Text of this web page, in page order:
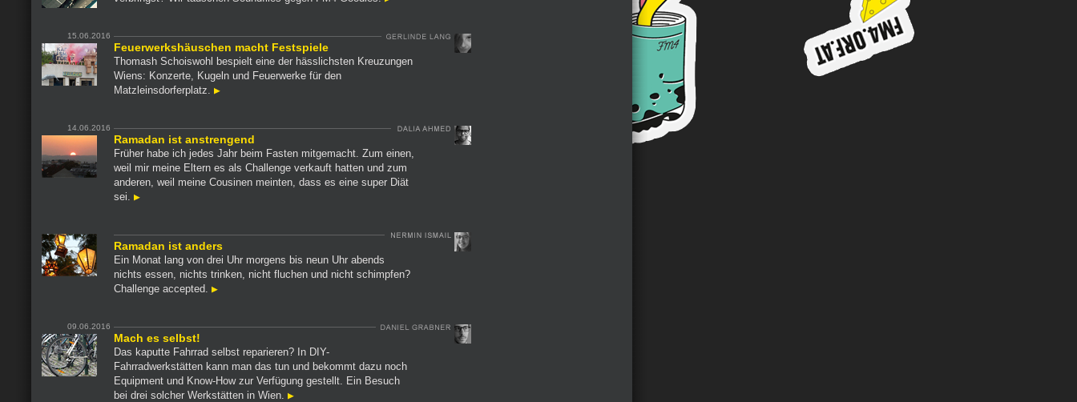
15.06.2016
Feuerwerkshäuschen macht Festspiele
Thomash Schoiswohl bespielt eine der hässlichsten Kreuzungen
Wiens: Konzerte, Kugeln und Feuerwerke für den
Matzleinsdorferplatz.
14.06.2016
Ramadan ist anstrengend
Früher habe ich jedes Jahr beim Fasten mitgemacht. Zum einen,
weil mir meine Eltern es als Challenge verkauft hatten und zum
anderen, weil meine Cousinen meinten, dass es eine super Diät
sei.
Ramadan ist anders
Ein Monat lang von drei Uhr morgens bis neun Uhr abends
nichts essen, nichts trinken, nicht fluchen und nicht schimpfen?
Challenge accepted.
09.06.2016
Mach es selbst!
Das kaputte Fahrrad selbst reparieren? In DIY-
Fahrradwerkstätten kann man das tun und bekommt dazu noch
Equipment und Know-How zur Verfügung gestellt. Ein Besuch
bei drei solcher Werkstätten in Wien.